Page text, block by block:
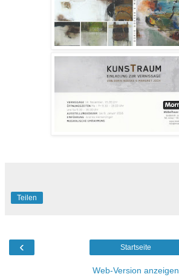
Teilen
‹ Startseite
Web-Version anzeigen